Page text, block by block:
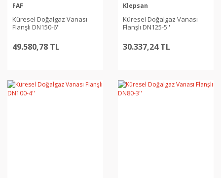
FAF
Küresel Doğalgaz Vanası
Flanşlı DN150-6''
49.580,78 TL
Klepsan
Küresel Doğalgaz Vanası
Flanşlı DN125-5''
30.337,24 TL